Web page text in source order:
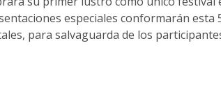
especiales conformarán esta
para salvaguarda de los